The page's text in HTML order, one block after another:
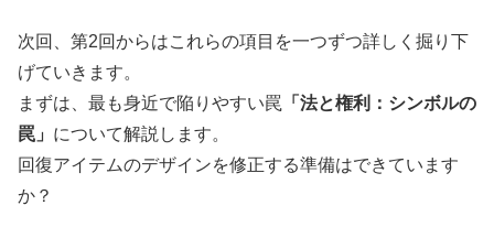
次回、第2回からはこれらの項目を一つずつ詳しく掘り下
げていきます。
まずは、最も身近で陥りやすい罠
「法と権利：シンボルの
罠」 について解説します。
回復アイテムのデザインを修正する準備はできています
か？